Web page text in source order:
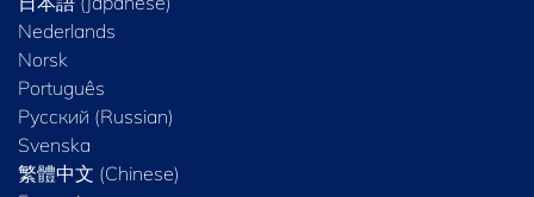
Nederlands
Norsk
Português
Русский (Russian)
Svenska
繁體中文 (Chinese)